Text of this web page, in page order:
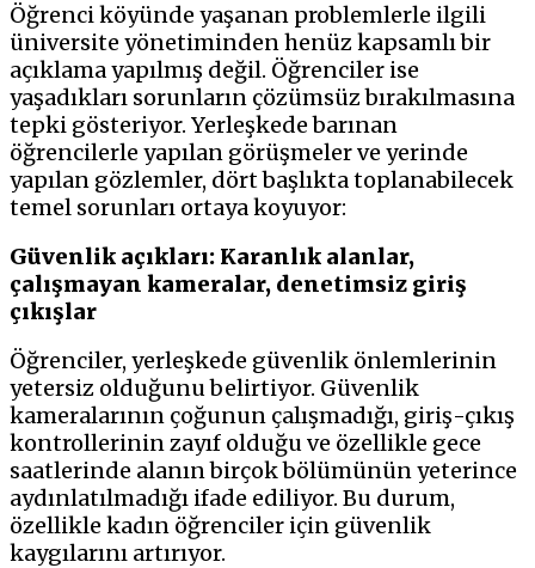
Öğrenci köyünde yaşanan problemlerle ilgili
üniversite yönetiminden henüz kapsamlı bir
açıklama yapılmış değil. Öğrenciler ise
yaşadıkları sorunların çözümsüz bırakılmasına
tepki gösteriyor. Yerleşkede barınan
öğrencilerle yapılan görüşmeler ve yerinde
yapılan gözlemler, dört başlıkta toplanabilecek
temel sorunları ortaya koyuyor:
Güvenlik açıkları: Karanlık alanlar,
çalışmayan kameralar, denetimsiz giriş
çıkışlar
Öğrenciler, yerleşkede güvenlik önlemlerinin
yetersiz olduğunu belirtiyor. Güvenlik
kameralarının çoğunun çalışmadığı, giriş-çıkış
kontrollerinin zayıf olduğu ve özellikle gece
saatlerinde alanın birçok bölümünün yeterince
aydınlatılmadığı ifade ediliyor. Bu durum,
özellikle kadın öğrenciler için güvenlik
kaygılarını artırıyor.